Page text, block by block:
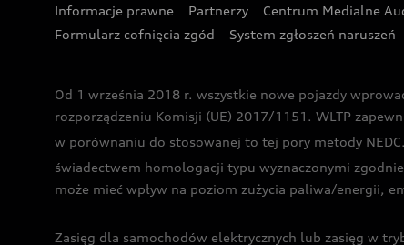
Informacje prawne Partnerzy Centrum Medialne
Formularz cofnięcia zgód
System zgłoszeń naruszeń
Od 1 września 2018 r. wszystkie nowe pojazdy
rozporządzeniu Komisji (UE) 2017/1151. WLTP
w porównaniu do stosowanej to tej pory metody
świadectwem homologacji typu wyznaczonymi
może mieć wpływ na poziom zużycia paliwa/energii,
Zasięg dla samochodów elektrycznych lub zasięg w